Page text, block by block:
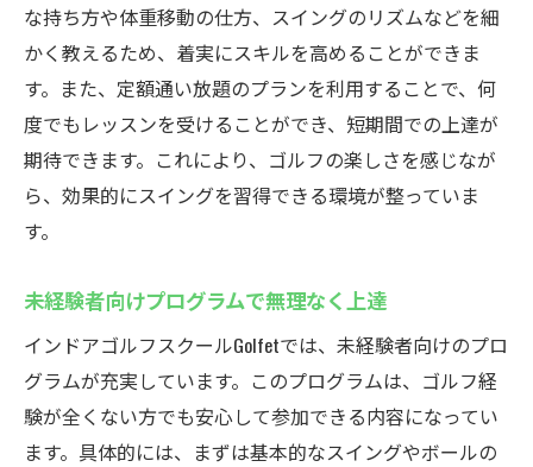
環境
個別指導でスキルアップGolfetのゴルフレッスン
の魅力
マンツーマン指導で自分のペースを大切に
課題を克服するための個別アドバイス
効率的に上達！個別指導のメリットとは
指導
自分専用のトレーニングプランでスキルア
ップ
細やかなアドバイスで着実に技術向上
定額制で通い放題Golfetでゴルフの腕を磨こう
な持ち方や体重移動の仕方、スイングのリズムなどを細
かく教えるため、着実にスキルを高めることができま
す。また、定額通い放題のプランを利用することで、何
度でもレッスンを受けることができ、短期間での上達が
期待できます。これにより、ゴルフの楽しさを感じなが
ら、効果的にスイングを習得できる環境が整っていま
す。
未経験者向けプログラムで無理なく上達
インドアゴルフスクールGolfetでは、未経験者向けのプロ
グラムが充実しています。このプログラムは、ゴルフ経
験が全くない方でも安心して参加できる内容になってい
ます。具体的には、まずは基本的なスイングやボールの